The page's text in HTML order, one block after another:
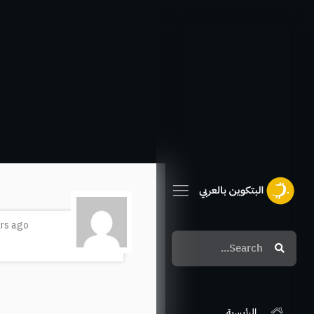
Search
ago